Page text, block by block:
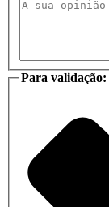
Para validação: